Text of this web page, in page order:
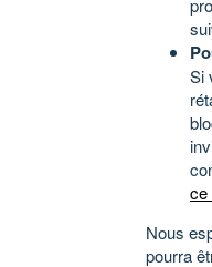
Si
ce
Nous
pourra